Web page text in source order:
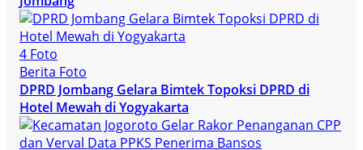
4 Foto
Berita Foto
DPRD Jombang Gelara Bimtek Topoksi DPRD di
Hotel Mewah di Yogyakarta